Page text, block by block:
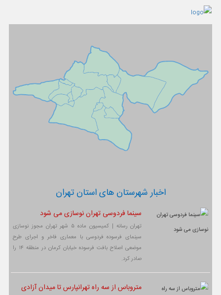
اخبار شهرستان های استان تهران
سینما فردوسی تهران نوسازی می شود
تهران رسانه | کمیسیون ماده ۵ شهر تهران مجوز نوسازی
سینمای فرسوده فردوسی با معماری فاخر و اجرای طرح
موضعی اصلاح بافت فرسوده خیابان کرمان در منطقه ۱۴ را
صادر کرد.
متروباس از سه راه تهرانپارس تا میدان آزادی